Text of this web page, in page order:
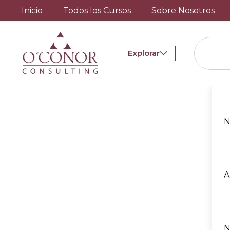
Inicio Todos los Cursos Sobre Nosotros
Explorar